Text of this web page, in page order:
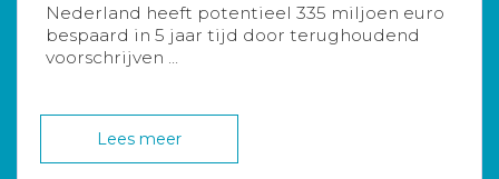
Nederland heeft potentieel 335 miljoen euro
bespaard in 5 jaar tijd door terughoudend
voorschrijven ...
Lees meer